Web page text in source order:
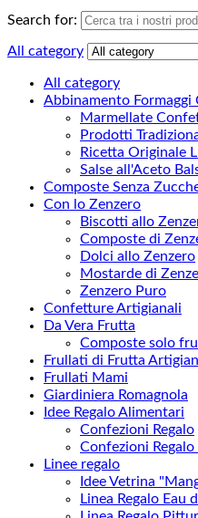
Search for:
All category
All category
Abbinamento Formaggi
Marmellate
Prodotti
Ricetta Originale
Salse all'Aceto
Composte Senza
Con lo Zenzero
Biscotti allo
Composte di
Dolci allo Zenzero
Mostarde di
Zenzero Puro
Confetture Artigianali
Da Vera Frutta
Composte solo
Frullati di Frutta
Frullati Mami
Giardiniera Romagnola
Idee Regalo Alimentari
Confezioni Regalo
Confezioni
Linee regalo
Idee Vetrina
Linea Regalo Eau